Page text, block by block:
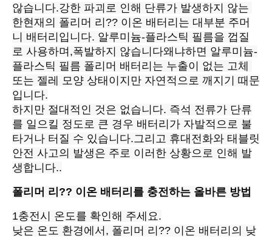
않습니다.강한 파괴로 인해 단류가 발생하지 않는
한현재의 폴리머 리?? 이온 배터리는 대부분 주머
니 배터리입니다. 알루미늄-플라스틱 필름을 껍질
로 사용하며,폭발하지 않습니다왜냐하면 알루미늄-
플라스틱 필름 폴리머 배터리는 누출이 없는 고체
또는 젤레 모양 상태이지만 자연적으로 깨지기 때문
입니다.
하지만 절대적인 것은 없습니다. 즉석 전류가 단류
를 일으킬 정도로 큰 경우 배터리가 자발적으로 불
타거나 터질 수 있습니다.그리고 휴대전화와 태블릿
안전 사고의 발생은 주로 이러한 상황으로 인해 발
생합니다..
폴리머 리?? 이온 배터리를 충전하는 올바른 방법
1충전시 온도를 확인해 주세요.
낮은 온도 환경에서, 폴리머 리?? 이온 배터리의 낮